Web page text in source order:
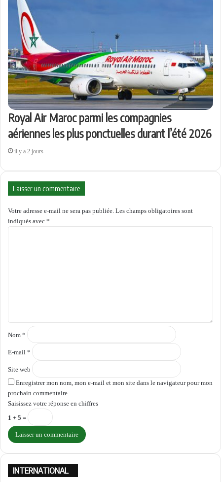
Royal Air Maroc parmi les compagnies
aériennes les plus ponctuelles durant l’été 2026
il y a 2 jours
Laisser un commentaire
Votre adresse e-mail ne sera pas publiée. Les champs obligatoires sont
indiqués avec *
r
e
Nom *
E-mail *
Site web
Enregistrer mon nom, mon e-mail et mon site dans le navigateur pour mon
prochain commentaire.
Saisissez votre réponse en chiffres
1 + 5 =
INTERNATIONAL